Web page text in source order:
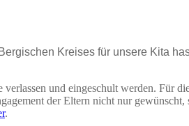
Kreises für unsere Kita
und eingeschult werden. Für
der Eltern nicht nur
.